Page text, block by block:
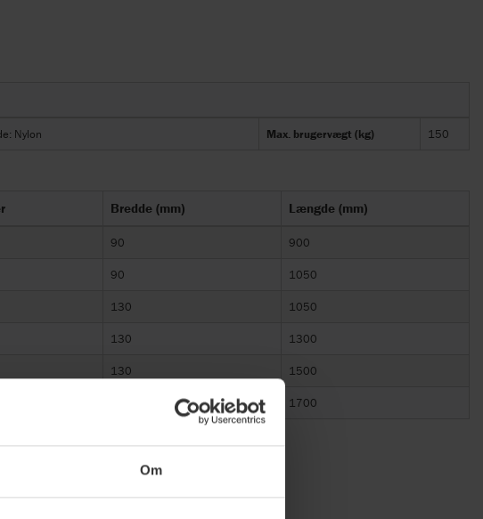
Om
Nylon Max. brugervægt (kg) 150
Bredde (mm) Længde (mm)
90 900
90 1050
130 1050
130 1300
130 1500
1700